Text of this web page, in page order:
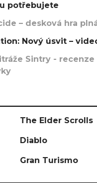
potřebujete
– desková hra
Nový úsvit –
Sintry -
The Elder Scrolls
Diablo
Gran Turismo